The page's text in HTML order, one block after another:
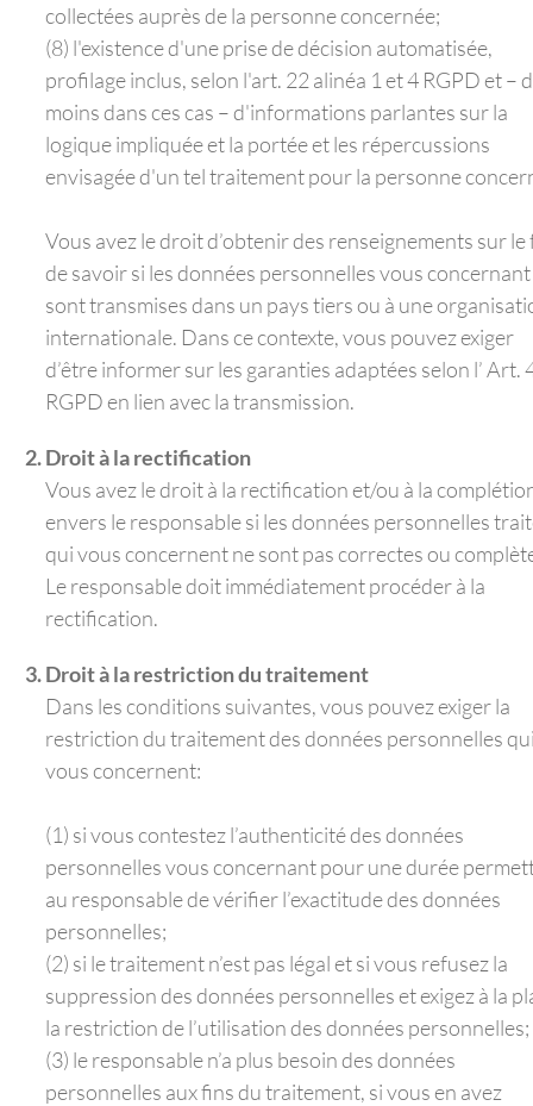
collectées auprès de la personne concernée;
(8) l'existence d'une prise de décision automatisée,
profilage inclus, selon l'art. 22 alinéa 1 et 4 RGPD et –
moins dans ces cas – d'informations parlantes sur la
logique impliquée et la portée et les répercussions
envisagée d'un tel traitement pour la personne
Vous avez le droit d’obtenir des renseignements sur le
de savoir si les données personnelles vous concernant
sont transmises dans un pays tiers ou à une
internationale. Dans ce contexte, vous pouvez exiger
d’être informer sur les garanties adaptées selon l’ Art.
RGPD en lien avec la transmission.
Droit à la rectification
Vous avez le droit à la rectification et/ou à la
envers le responsable si les données personnelles
qui vous concernent ne sont pas correctes ou
Le responsable doit immédiatement procéder à la
rectification.
Droit à la restriction du traitement
Dans les conditions suivantes, vous pouvez exiger la
restriction du traitement des données personnelles
vous concernent:
(1) si vous contestez l’authenticité des données
personnelles vous concernant pour une durée
au responsable de vérifier l’exactitude des données
personnelles;
(2) si le traitement n’est pas légal et si vous refusez la
suppression des données personnelles et exigez à la
la restriction de l’utilisation des données personnelles;
(3) le responsable n’a plus besoin des données
personnelles aux fins du traitement, si vous en avez